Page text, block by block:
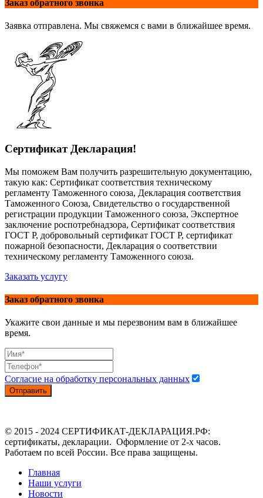
Заказ обратного звонка
Заявка отправлена. Мы свяжемся с вами в ближайшее время.
Сертификат Декларация!
Мы поможем Вам получить разрешительную документацию,
такую как: Сертификат соответствия техническому
регламенту Таможенного союза, Декларация соответствия
Таможенного Союза, Свидетельство о государственной
регистрации продукции Таможенного союза, Экспертное
заключение роспотребнадзора, Сертификат соответствия
ГОСТ Р, добровольный сертификат ГОСТ Р, сертификат
пожарной безопасности, Декларация о соответствии
техническому регламенту Таможенного союза.
Заказать услугу
Заказ обратного звонка
Укажите свои данные и мы перезвоним вам в ближайшее
время.
Согласие на обработку персональных данных
Отправить
© 2015 - 2024 СЕРТИФИКАТ-ДЕКЛАРАЦИЯ.РФ:
сертификаты, декларации. Оформление от 2-х часов.
Работаем по всей России. Все права защищены.
Главная
Наши услуги
Новости